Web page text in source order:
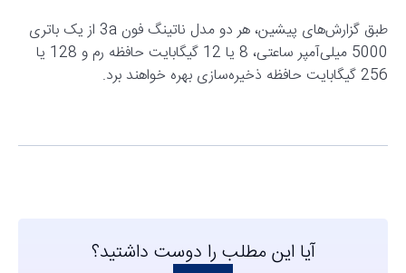
طبق گزارش‌های پیشین، هر دو مدل ناتینگ فون 3a از یک باتری
5000 میلی‌آمپر ساعتی، 8 یا 12 گیگابایت حافظه رم و 128 یا
256 گیگابایت حافظه ذخیره‌سازی بهره خواهند برد.
آیا این مطلب را دوست داشتید؟